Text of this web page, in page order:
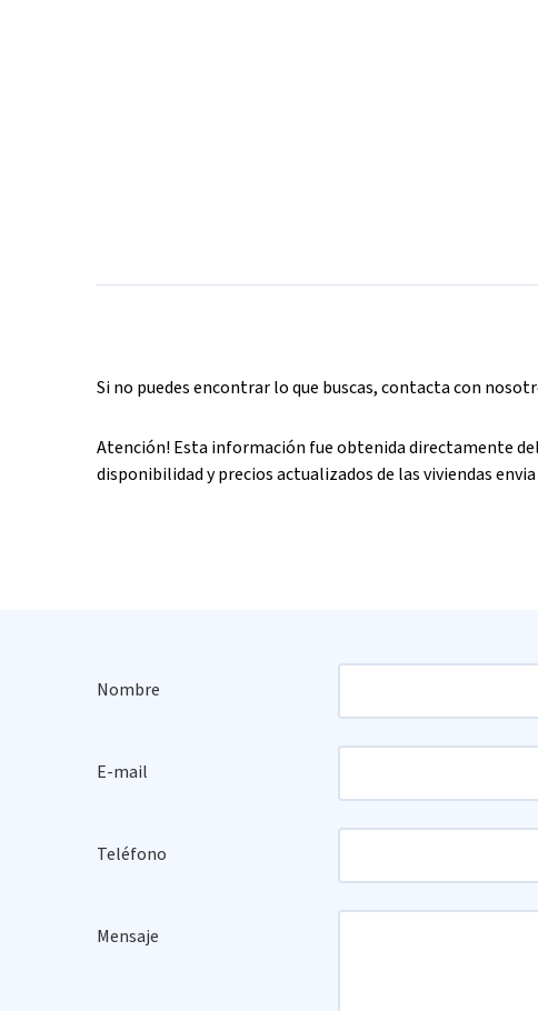
Si no puedes encontrar lo que buscas, contacta con
Atención! Esta información fue obtenida directamente
disponibilidad y precios actualizados de las viviendas
Nombre
E-mail
Teléfono
Mensaje